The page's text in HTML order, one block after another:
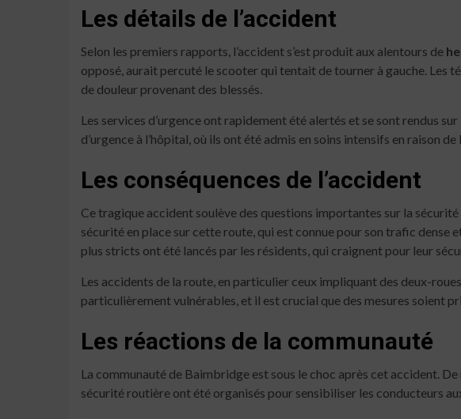
Les détails de l’accident
Selon les premiers rapports, l’accident s’est produit aux alentours de
opposé, aurait percuté le scooter qui tentait de tourner à gauche. Les
de douleur provenant des blessés.
Les services d’urgence ont rapidement été alertés et se sont rendus
d’urgence à l’hôpital, où ils ont été admis en soins intensifs en raison
Les conséquences de l’accident
Ce tragique accident soulève des questions importantes sur la
sécurité en place sur cette route, qui est connue pour son trafic dense
plus stricts ont été lancés par les résidents, qui craignent pour leur
Les accidents de la route, en particulier ceux impliquant des deux-
particulièrement vulnérables, et il est crucial que des mesures soient
Les réactions de la communauté
La communauté de Baimbridge est sous le choc après cet accident.
sécurité routière ont été organisés pour sensibiliser les conducteurs